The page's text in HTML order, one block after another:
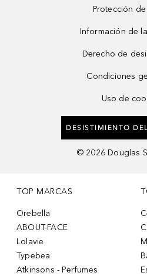
Protección
Información de
Derecho de
Condiciones
Uso de
DESISTIMIENTO
© 2026 Douglas
TOP MARCAS
Orebella
ABOUT-FACE
Lolavie
Typebea
Atkinsons - Perfumes